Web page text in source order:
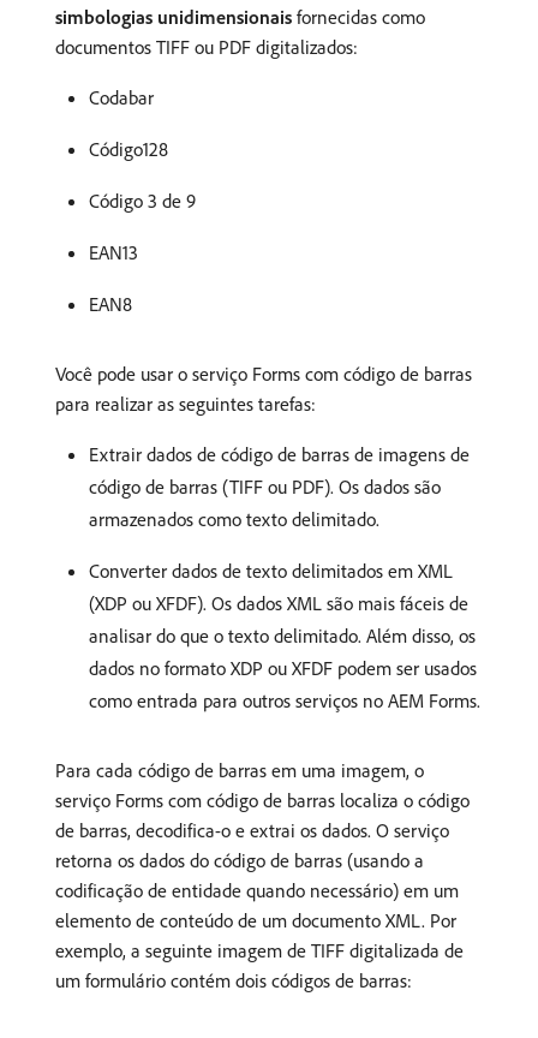
simbologias unidimensionais fornecidas como
documentos TIFF ou PDF digitalizados:
Codabar
Código128
Código 3 de 9
EAN13
EAN8
Você pode usar o serviço Forms com código de barras
para realizar as seguintes tarefas:
Extrair dados de código de barras de imagens de
código de barras (TIFF ou PDF). Os dados são
armazenados como texto delimitado.
Converter dados de texto delimitados em XML
(XDP ou XFDF). Os dados XML são mais fáceis de
analisar do que o texto delimitado. Além disso, os
dados no formato XDP ou XFDF podem ser usados
como entrada para outros serviços no AEM Forms.
Para cada código de barras em uma imagem, o
serviço Forms com código de barras localiza o código
de barras, decodifica-o e extrai os dados. O serviço
retorna os dados do código de barras (usando a
codificação de entidade quando necessário) em um
elemento de conteúdo de um documento XML. Por
exemplo, a seguinte imagem de TIFF digitalizada de
um formulário contém dois códigos de barras: